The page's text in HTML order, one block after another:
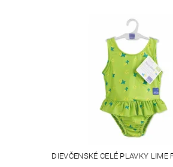
DIEVČENSKÉ CELÉ PLAVKY LIME